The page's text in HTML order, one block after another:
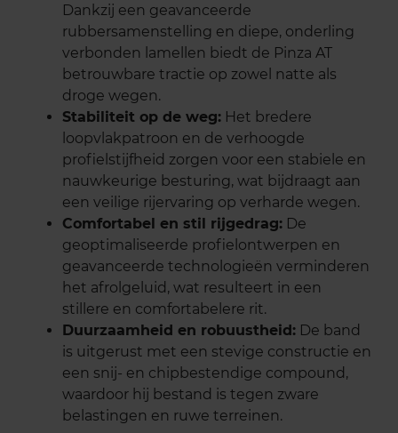
Dankzij een geavanceerde
rubbersamenstelling en diepe, onderling
verbonden lamellen biedt de Pinza AT
betrouwbare tractie op zowel natte als
droge wegen.
Stabiliteit op de weg: Het bredere
loopvlakpatroon en de verhoogde
profielstijfheid zorgen voor een stabiele en
nauwkeurige besturing, wat bijdraagt aan
een veilige rijervaring op verharde wegen.
Comfortabel en stil rijgedrag: De
geoptimaliseerde profielontwerpen en
geavanceerde technologieën verminderen
het afrolgeluid, wat resulteert in een
stillere en comfortabelere rit.
Duurzaamheid en robuustheid: De band
is uitgerust met een stevige constructie en
een snij- en chipbestendige compound,
waardoor hij bestand is tegen zware
belastingen en ruwe terreinen.